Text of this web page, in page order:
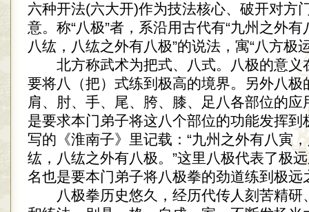
六种开法(六大开)作为技法核心、破开对方
意。称“八极”者，系沿用古代有“九州之外
八纮，八纮之外有八极”的说法，寓“八方极
北方称武术为把式、八式。八极的意义
要将八（把）式练到极高的境界。另外八极
肩、肘、手、尾、胯、膝、足八各部位的应
是要求本门弟子将这八个部位的功能发挥到
写的《淮南子》里记载：“九州之外有八寅
纮，八纮之外有八极。”这里八极代表了极
名也是要本门弟子将八极拳的劲道练到极远
八极拳历史悠久，经历代传人刻苦精研